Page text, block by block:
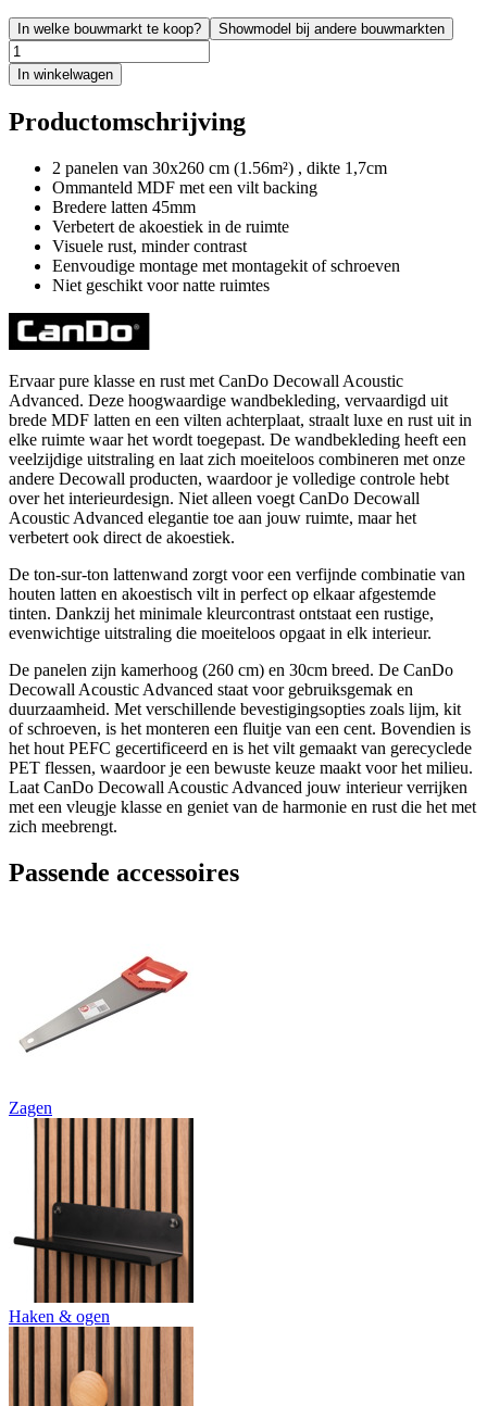
In welke bouwmarkt te koop? Showmodel bij andere bouwmarkten
In winkelwagen
Productomschrijving
2 panelen van 30x260 cm (1.56m²) , dikte 1,7cm
Ommanteld MDF met een vilt backing
Bredere latten 45mm
Verbetert de akoestiek in de ruimte
Visuele rust, minder contrast
Eenvoudige montage met montagekit of schroeven
Niet geschikt voor natte ruimtes
Ervaar pure klasse en rust met CanDo Decowall Acoustic
Advanced. Deze hoogwaardige wandbekleding, vervaardigd uit
brede MDF latten en een vilten achterplaat, straalt luxe en rust uit in
elke ruimte waar het wordt toegepast. De wandbekleding heeft een
veelzijdige uitstraling en laat zich moeiteloos combineren met onze
andere Decowall producten, waardoor je volledige controle hebt
over het interieurdesign. Niet alleen voegt CanDo Decowall
Acoustic Advanced elegantie toe aan jouw ruimte, maar het
verbetert ook direct de akoestiek.
De ton-sur-ton lattenwand zorgt voor een verfijnde combinatie van
houten latten en akoestisch vilt in perfect op elkaar afgestemde
tinten. Dankzij het minimale kleurcontrast ontstaat een rustige,
evenwichtige uitstraling die moeiteloos opgaat in elk interieur.
De panelen zijn kamerhoog (260 cm) en 30cm breed. De CanDo
Decowall Acoustic Advanced staat voor gebruiksgemak en
duurzaamheid. Met verschillende bevestigingsopties zoals lijm, kit
of schroeven, is het monteren een fluitje van een cent. Bovendien is
het hout PEFC gecertificeerd en is het vilt gemaakt van gerecyclede
PET flessen, waardoor je een bewuste keuze maakt voor het milieu.
Laat CanDo Decowall Acoustic Advanced jouw interieur verrijken
met een vleugje klasse en geniet van de harmonie en rust die het met
zich meebrengt.
Passende accessoires
Zagen
Haken & ogen